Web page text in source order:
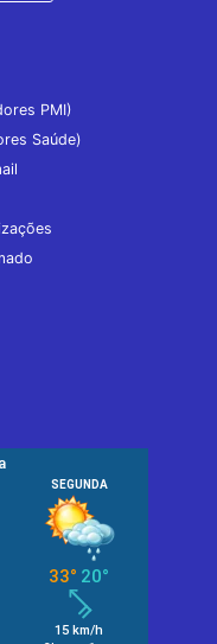
PMI)
Saúde)